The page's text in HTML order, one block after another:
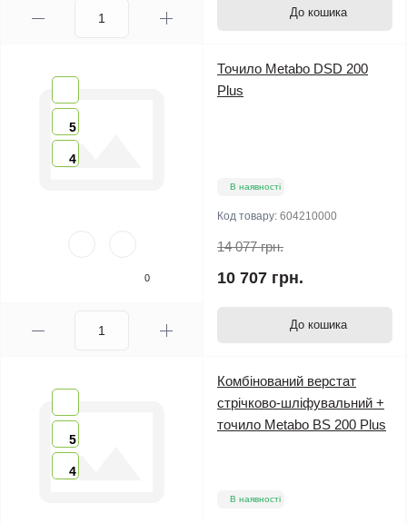
До кошика
5
4
0
Точило Metabo DSD 200
Plus
В наявності
Код товару: 604210000
14 077 грн.
10 707 грн.
До кошика
5
4
Комбінований верстат
стрічково-шліфувальний +
точило Metabo BS 200 Plus
В наявності